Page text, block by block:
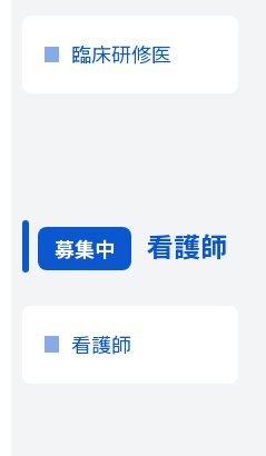
臨床研修医
募集中 看護師
看護師